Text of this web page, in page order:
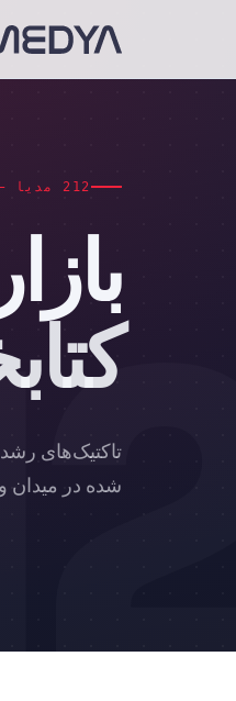
212 مدیا — مرکز اطلاعات
تاکتیک‌های
شده در میدان و